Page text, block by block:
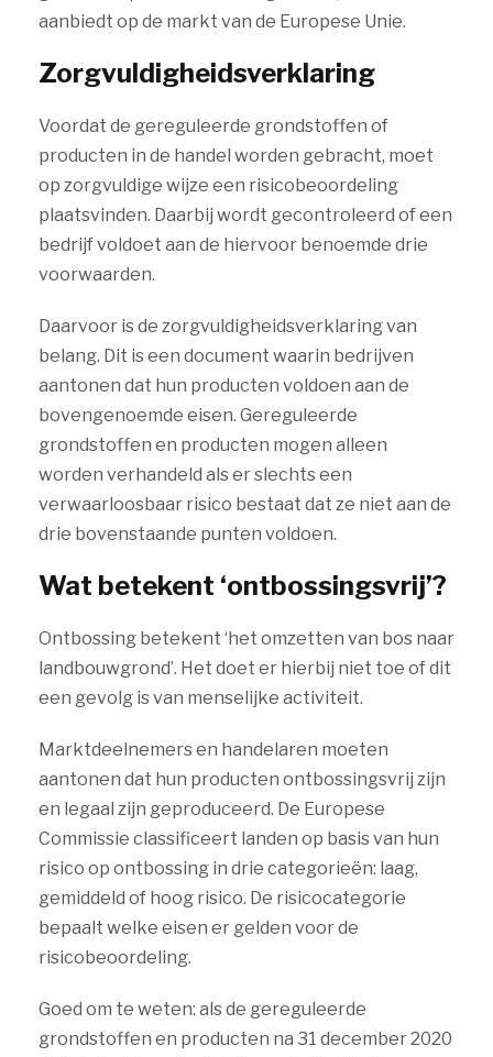
aanbiedt op de markt van de Europese Unie.
Zorgvuldigheidsverklaring
Voordat de gereguleerde grondstoffen of
producten in de handel worden gebracht, moet
op zorgvuldige wijze een risicobeoordeling
plaatsvinden. Daarbij wordt gecontroleerd of een
bedrijf voldoet aan de hiervoor benoemde drie
voorwaarden.
Daarvoor is de zorgvuldigheidsverklaring van
belang. Dit is een document waarin bedrijven
aantonen dat hun producten voldoen aan de
bovengenoemde eisen. Gereguleerde
grondstoffen en producten mogen alleen
worden verhandeld als er slechts een
verwaarloosbaar risico bestaat dat ze niet aan de
drie bovenstaande punten voldoen.
Wat betekent ‘ontbossingsvrij’?
Ontbossing betekent ‘het omzetten van bos naar
landbouwgrond’. Het doet er hierbij niet toe of dit
een gevolg is van menselijke activiteit.
Marktdeelnemers en handelaren moeten
aantonen dat hun producten ontbossingsvrij zijn
en legaal zijn geproduceerd. De Europese
Commissie classificeert landen op basis van hun
risico op ontbossing in drie categorieën: laag,
gemiddeld of hoog risico. De risicocategorie
bepaalt welke eisen er gelden voor de
risicobeoordeling.
Goed om te weten: als de gereguleerde
grondstoffen en producten na 31 december 2020